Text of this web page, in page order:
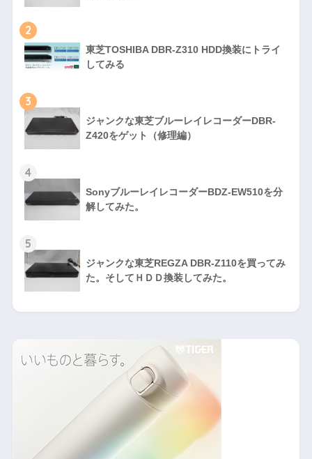
2
東芝TOSHIBA DBR-Z310 HDD換装にトライ
してみる
3
ジャンクな東芝ブルーレイレコーダーDBR-
Z420をゲット（修理編）
4
SonyブルーレイレコーダーBDZ-EW510を分
解してみた。
5
ジャンクな東芝REGZA DBR-Z110を買ってみ
た。そしてＨＤＤ換装してみた。